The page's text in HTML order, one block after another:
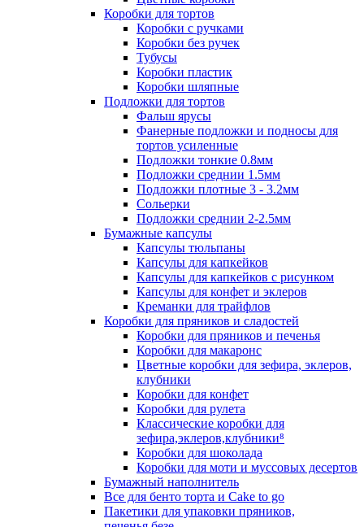
Коробки для тортов
Коробки с ручками
Коробки без ручек
Тубусы
Коробки пластик
Коробки шляпные
Подложки для тортов
Фальш ярусы
Фанерные подложки и подносы для
тортов усиленные
Подложки тонкие 0.8мм
Подложки среднии 1.5мм
Подложки плотные 3 - 3.2мм
Сольерки
Подложки среднии 2-2.5мм
Бумажные капсулы
Капсулы тюльпаны
Капсулы для капкейков
Капсулы для капкейков с рисунком
Капсулы для конфет и эклеров
Креманки для трайфлов
Коробки для пряников и сладостей
Коробки для пряников и печенья
Коробки для макаронс
Цветные коробки для зефира, эклеров,
клубники
Коробки для конфет
Коробки для рулета
Классические коробки для
зефира,эклеров,клубники⁸
Коробки для шоколада
Коробки для моти и муссовых десертов
Бумажный наполнитель
Все для бенто торта и Cake to go
Пакетики для упаковки пряников,